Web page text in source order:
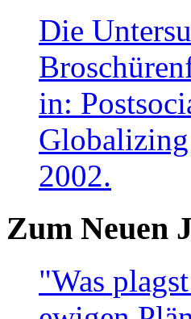
Die
in:
2002.
Zum Neuen
"Was